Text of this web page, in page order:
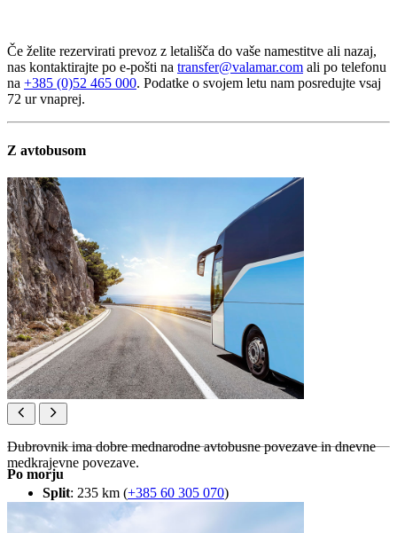
Če želite rezervirati prevoz z letališča do vaše namestitve ali nazaj,
nas kontaktirajte po e-pošti na transfer@valamar.com ali po telefonu
na +385 (0)52 465 000. Podatke o svojem letu nam posredujte vsaj
72 ur vnaprej.
Z avtobusom
Dubrovnik ima dobre mednarodne avtobusne povezave in dnevne
medkrajevne povezave.
Split: 235 km (+385 60 305 070)
: 600 km (
Mostar
: 145 km (
Po morju